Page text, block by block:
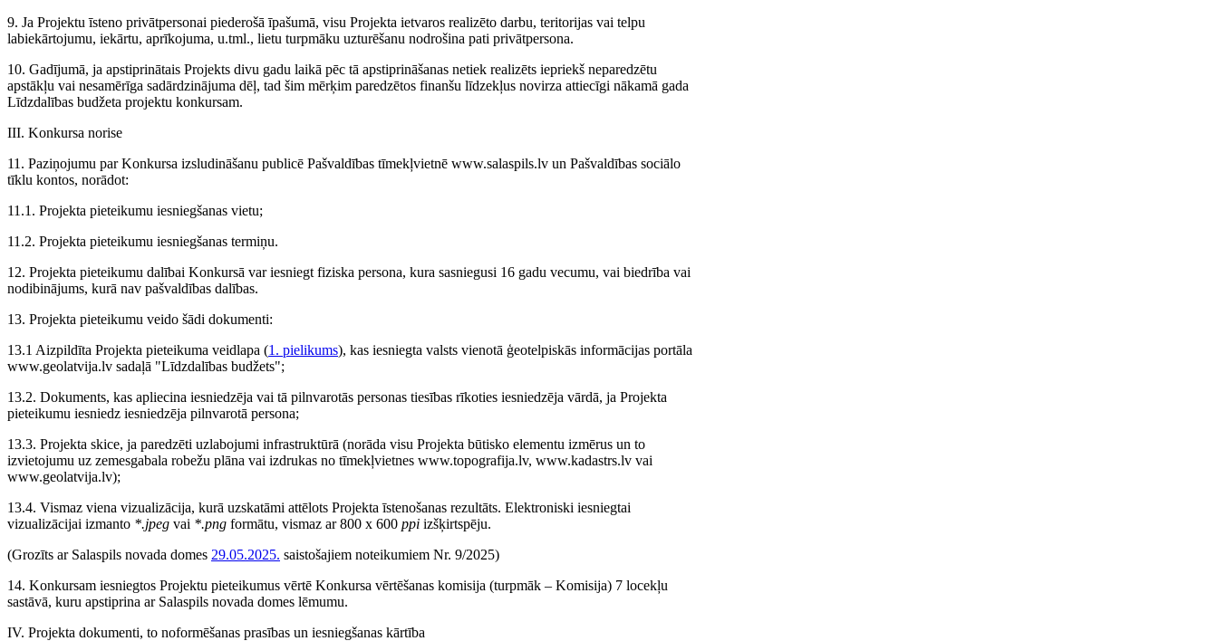
9. Ja Projektu īsteno privātpersonai piederošā īpašumā, visu Projekta ietvaros realizēto darbu, teritorijas vai telpu
labiekārtojumu, iekārtu, aprīkojuma, u.tml., lietu turpmāku uzturēšanu nodrošina pati privātpersona.
10. Gadījumā, ja apstiprinātais Projekts divu gadu laikā pēc tā apstiprināšanas netiek realizēts iepriekš neparedzētu
apstākļu vai nesamērīga sadārdzinājuma dēļ, tad šim mērķim paredzētos finanšu līdzekļus novirza attiecīgi nākamā gada
Līdzdalības budžeta projektu konkursam.
III. Konkursa norise
11. Paziņojumu par Konkursa izsludināšanu publicē Pašvaldības tīmekļvietnē www.salaspils.lv un Pašvaldības sociālo
tīklu kontos, norādot:
11.1. Projekta pieteikumu iesniegšanas vietu;
11.2. Projekta pieteikumu iesniegšanas termiņu.
12. Projekta pieteikumu dalībai Konkursā var iesniegt fiziska persona, kura sasniegusi 16 gadu vecumu, vai biedrība vai
nodibinājums, kurā nav pašvaldības dalības.
13. Projekta pieteikumu veido šādi dokumenti:
13.1 Aizpildīta Projekta pieteikuma veidlapa (1. pielikums), kas iesniegta valsts vienotā ģeotelpiskās informācijas portāla
www.geolatvija.lv sadaļā "Līdzdalības budžets";
13.2. Dokuments, kas apliecina iesniedzēja vai tā pilnvarotās personas tiesības rīkoties iesniedzēja vārdā, ja Projekta
pieteikumu iesniedz iesniedzēja pilnvarotā persona;
13.3. Projekta skice, ja paredzēti uzlabojumi infrastruktūrā (norāda visu Projekta būtisko elementu izmērus un to
izvietojumu uz zemesgabala robežu plāna vai izdrukas no tīmekļvietnes www.topografija.lv, www.kadastrs.lv vai
www.geolatvija.lv);
13.4. Vismaz viena vizualizācija, kurā uzskatāmi attēlots Projekta īstenošanas rezultāts. Elektroniski iesniegtai
vizualizācijai izmanto *.jpeg vai *.png formātu, vismaz ar 800 x 600 ppi izšķirtspēju.
(Grozīts ar Salaspils novada domes 29.05.2025. saistošajiem noteikumiem Nr. 9/2025)
14. Konkursam iesniegtos Projektu pieteikumus vērtē Konkursa vērtēšanas komisija (turpmāk – Komisija) 7 locekļu
sastāvā, kuru apstiprina ar Salaspils novada domes lēmumu.
IV. Projekta dokumenti, to noformēšanas prasības un iesniegšanas kārtība